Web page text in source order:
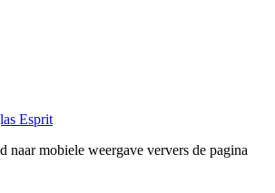
Esprit
naar mobiele weergave ververs de pagina